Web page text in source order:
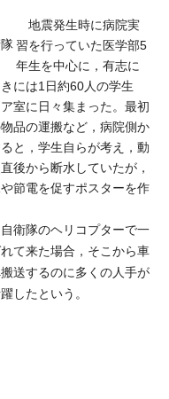
地震発生時に病院実
習を行っていた医学部5
年生を中心に，有志に
には1日約60人の学生
室に日々集まった。最初
品の運搬など，病院側か
と，学生自らが考え，動
後から断水していたが，
節電を促すポスターを作
衛隊のヘリコプターで一
て来た場合，そこから車
送するのに多くの人手が
したという。